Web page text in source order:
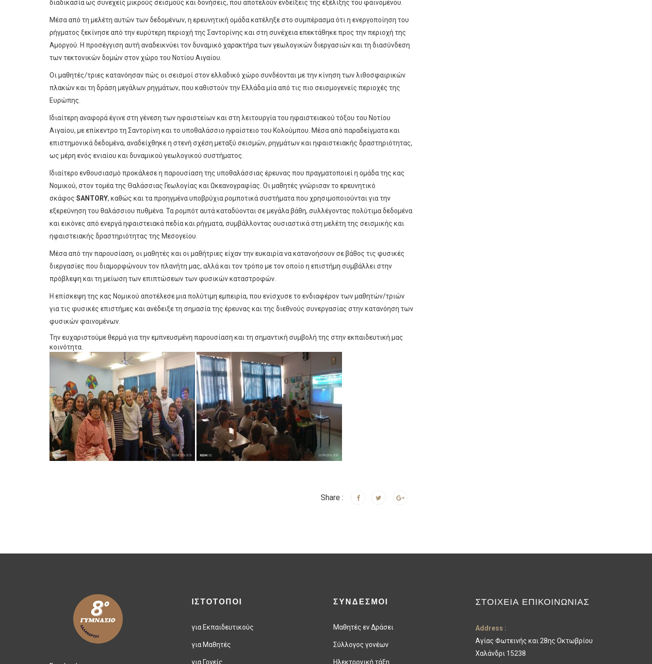
διαδικασία ως συνεχείς μικρούς σεισμούς και δονήσεις, που αποτελούν ενδείξεις της εξέλιξης του φαινομένου.
Μέσα από τη μελέτη αυτών των δεδομένων, η ερευνητική ομάδα κατέληξε στο συμπέρασμα ότι η ενεργοποίηση του
ρήγματος ξεκίνησε από την ευρύτερη περιοχή της Σαντορίνης και στη συνέχεια επεκτάθηκε προς την περιοχή της
Αμοργού. Η προσέγγιση αυτή αναδεικνύει τον δυναμικό χαρακτήρα των γεωλογικών διεργασιών και τη διασύνδεση
των τεκτονικών δομών στον χώρο του Νοτίου Αιγαίου.
Οι μαθητές/τριες κατανόησαν πώς οι σεισμοί στον ελλαδικό χώρο συνδέονται με την κίνηση των λιθοσφαιρικών
πλακών και τη δράση μεγάλων ρηγμάτων, που καθιστούν την Ελλάδα μία από τις πιο σεισμογενείς περιοχές της
Ευρώπης.
Ιδιαίτερη αναφορά έγινε στη γένεση των ηφαιστείων και στη λειτουργία του ηφαιστειακού τόξου του Νοτίου
Αιγαίου, με επίκεντρο τη Σαντορίνη και το υποθαλάσσιο ηφαίστειο του Κολούμπου. Μέσα από παραδείγματα και
επιστημονικά δεδομένα, αναδείχθηκε η στενή σχέση μεταξύ σεισμών, ρηγμάτων και ηφαιστειακής δραστηριότητας,
ως μέρη ενός ενιαίου και δυναμικού γεωλογικού συστήματος.
Ιδιαίτερο ενθουσιασμό προκάλεσε η παρουσίαση της υποθαλάσσιας έρευνας που πραγματοποιεί η ομάδα της κας
Νομικού, στον τομέα της Θαλάσσιας Γεωλογίας και Ωκεανογραφίας. Οι μαθητές γνώρισαν το ερευνητικό
σκάφος SANTORY, καθώς και τα προηγμένα υποβρύχια ρομποτικά συστήματα που χρησιμοποιούνται για την
εξερεύνηση του θαλάσσιου πυθμένα. Τα ρομπότ αυτά καταδύονται σε μεγάλα βάθη, συλλέγοντας πολύτιμα δεδομένα
και εικόνες από ενεργά ηφαιστειακά πεδία και ρήγματα, συμβάλλοντας ουσιαστικά στη μελέτη της σεισμικής και
ηφαιστειακής δραστηριότητας της Μεσογείου.
Μέσα από την παρουσίαση, οι μαθητές και οι μαθήτριες είχαν την ευκαιρία να κατανοήσουν σε βάθος τις φυσικές
διεργασίες που διαμορφώνουν τον πλανήτη μας, αλλά και τον τρόπο με τον οποίο η επιστήμη συμβάλλει στην
πρόβλεψη και τη μείωση των επιπτώσεων των φυσικών καταστροφών.
Η επίσκεψη της κας Νομικού αποτέλεσε μια πολύτιμη εμπειρία, που ενίσχυσε το ενδιαφέρον των μαθητών/τριών
για τις φυσικές επιστήμες και ανέδειξε τη σημασία της έρευνας και της διεθνούς συνεργασίας στην κατανόηση των
φυσικών φαινομένων.
Την ευχαριστούμε θερμά για την εμπνευσμένη παρουσίαση και τη σημαντική συμβολή της στην εκπαιδευτική μας
κοινότητα.
Share :
ΙΣΤΟΤΟΠΟΙ
για Εκπαιδευτικούς
για Μαθητές
για Γονείς
ΣΥΝΔΕΣΜΟΙ
Μαθητές εν Δράσει
Σύλλογος γονέων
Ηλεκτρονική τάξη
ΣΤΟΙΧΕΊΑ ΕΠΙΚΟΙΝΩΝΊΑΣ
Address :
Αγίας Φωτεινής και 28ης Οκτωβρίου
Χαλάνδρι 15238